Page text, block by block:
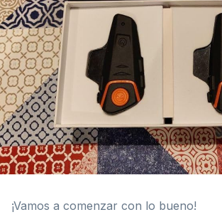
¡Vamos a comenzar con lo bueno!